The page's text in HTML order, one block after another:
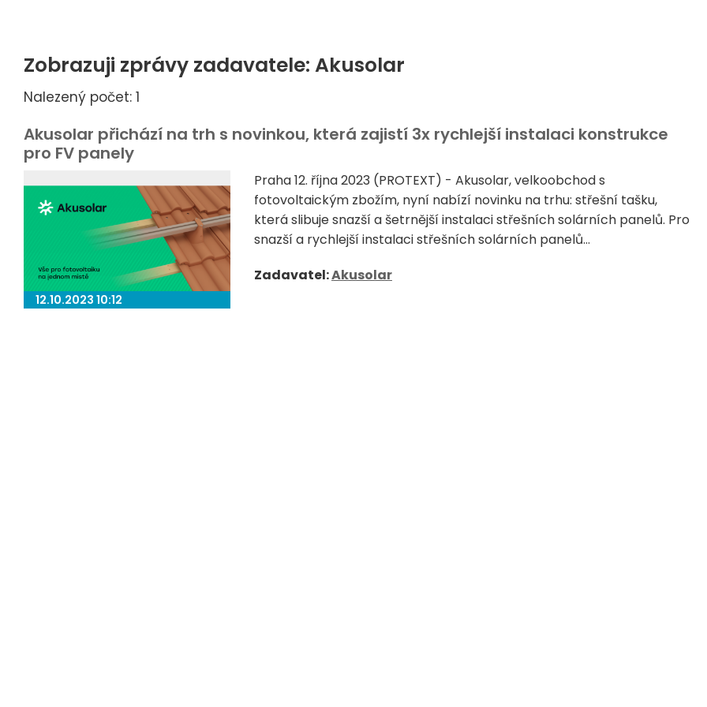
Zobrazuji zprávy zadavatele: Akusolar
Nalezený počet: 1
Akusolar přichází na trh s novinkou, která zajistí 3x rychlejší instalaci konstrukce
pro FV panely
12.10.2023 10:12
Praha 12. října 2023 (PROTEXT) - Akusolar, velkoobchod s
fotovoltaickým zbožím, nyní nabízí novinku na trhu: střešní tašku,
která slibuje snazší a šetrnější instalaci střešních solárních panelů. Pro
snazší a rychlejší instalaci střešních solárních panelů...
Zadavatel:Akusolar